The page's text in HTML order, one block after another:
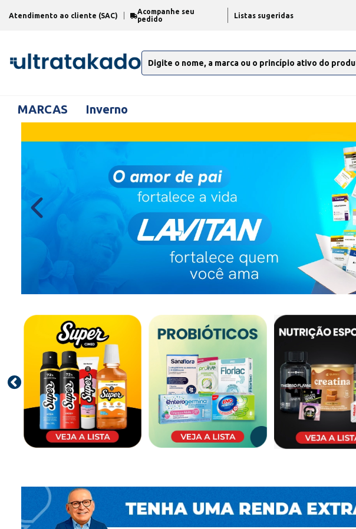
Atendimento ao cliente (SAC)
Acompanhe seu
pedido
Listas sugeridas
MARCAS Inverno